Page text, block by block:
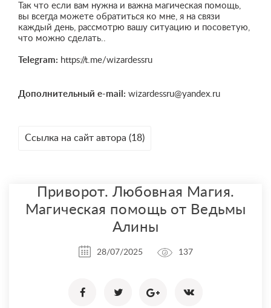
Так что если вам нужна и важна магическая помощь,
вы всегда можете обратиться ко мне, я на связи
каждый день, рассмотрю вашу ситуацию и посоветую,
что можно сделать..
Telegram: https://t.me/wizardessru
Дополнительный e-mail: wizardessru@yandex.ru
Ссылка на сайт автора (18)
Приворот. Любовная Магия.
Магическая помощь от Ведьмы
Алины
28/07/2025 137